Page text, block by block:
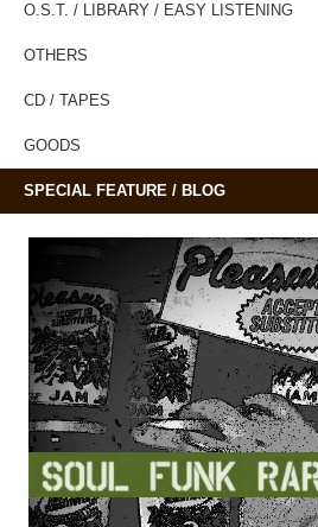
O.S.T. / LIBRARY / EASY LISTENING
OTHERS
CD / TAPES
GOODS
SPECIAL FEATURE / BLOG